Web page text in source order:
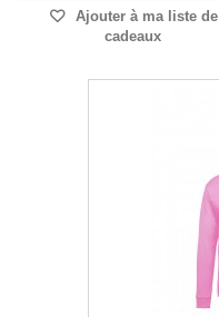
Ajouter à ma liste de
cadeaux